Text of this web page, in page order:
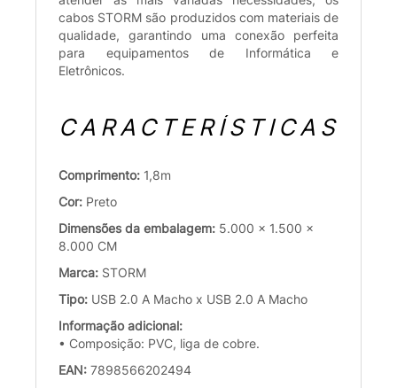
cabos STORM são produzidos com materiais de
qualidade, garantindo uma conexão perfeita
para equipamentos de Informática e
Eletrônicos.
CARACTERÍSTICAS
Comprimento: 1,8m
Cor: Preto
Dimensões da embalagem: 5.000 x 1.500 x
8.000 CM
Marca: STORM
Tipo: USB 2.0 A Macho x USB 2.0 A Macho
Informação adicional:
• Composição: PVC, liga de cobre.
EAN: 7898566202494